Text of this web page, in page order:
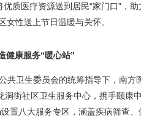
质医疗资源送到居民“家门口”，
女性送上节日温暖与关怀。
健康服务“暖心站”
卫生委员会的统筹指导下，南方
洞街社区卫生服务中心，携手颐康
置八大服务专区，涵盖疾病筛查